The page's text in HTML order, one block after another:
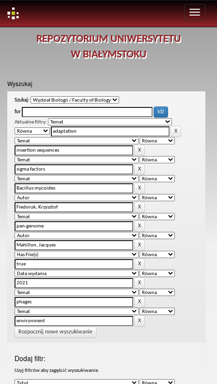
REPOZYTORIUM UNIWERSYTETU
W BIAŁYMSTOKU
Wyszukaj
Szukaj:
for
Aktualne filtry:
Rozpocznij nowe wyszukiwanie
Dodaj filtr:
Uzyj filtrów aby zagęścić wyszukiwanie.